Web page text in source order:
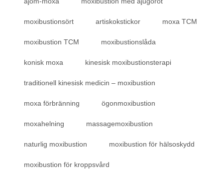
moxibustionsört artiskokstickor moxa TCM
moxibustion TCM moxibustionslåda
konisk moxa kinesisk moxibustionsterapi
traditionell kinesisk medicin – moxibustion
moxa förbränning ögonmoxibustion
moxahelning massagemoxibustion
naturlig moxibustion moxibustion för hälsoskydd
moxibustion för kroppsvård